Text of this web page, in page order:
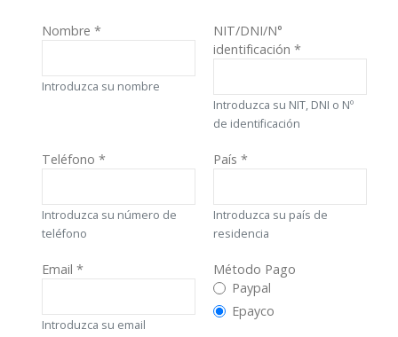
Nombre *
Introduzca su nombre
NIT/DNI/N°
identificación *
Introduzca su NIT, DNI o Nº
de identificación
Teléfono *
Introduzca su número de
teléfono
País *
Introduzca su país de
residencia
Email *
Introduzca su email
Método Pago
Método Pago
Paypal
Epayco